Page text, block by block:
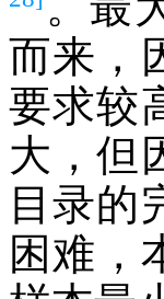
而来，
要求较
大，但
目录的
困难，